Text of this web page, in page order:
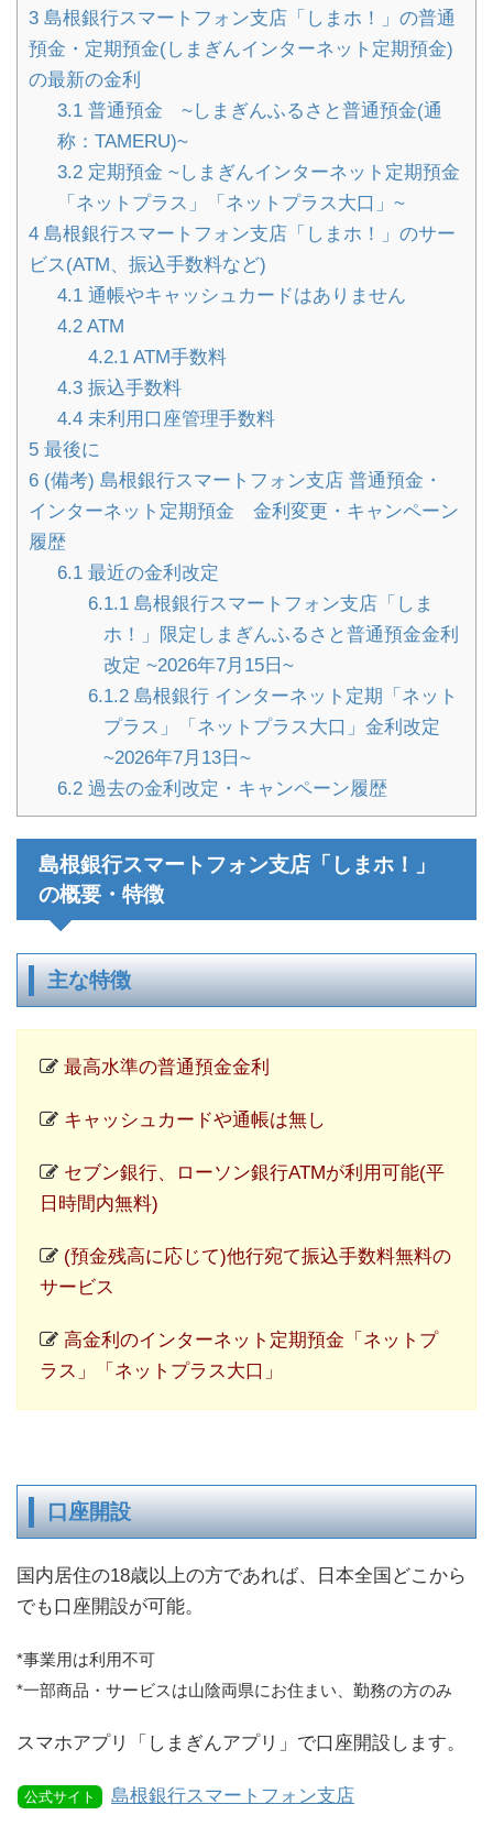
3 島根銀行スマートフォン支店「しまホ！」の普通
預金・定期預金(しまぎんインターネット定期預金)
の最新の金利
3.1普通預金 ~しまぎんふるさと普通預金(通
称：TAMERU)~
3.2定期預金 ~しまぎんインターネット定期預金
「ネットプラス」「ネットプラス大口」~
4 島根銀行スマートフォン支店「しまホ！」のサー
ビス(ATM、振込手数料など)
4.1通帳やキャッシュカードはありません
4.2ATM
4.2.1 ATM手数料
4.3振込手数料
4.4未利用口座管理手数料
5 最後に
6 (備考) 島根銀行スマートフォン支店 普通預金・
インターネット定期預金 金利変更・キャンペーン
履歴
6.1最近の金利改定
6.1.1 島根銀行スマートフォン支店「しま
ホ！」限定しまぎんふるさと普通預金金利
改定 ~2026年7月15日~
6.1.2 島根銀行 インターネット定期「ネット
プラス」「ネットプラス大口」金利改定
~2026年7月13日~
6.2過去の金利改定・キャンペーン履歴
島根銀行スマートフォン支店「しまホ！」
の概要・特徴
主な特徴
最高水準の普通預金金利
キャッシュカードや通帳は無し
セブン銀行、ローソン銀行ATMが利用可能(平
日時間内無料)
(預金残高に応じて)他行宛て振込手数料無料の
サービス
高金利のインターネット定期預金「ネットプ
ラス」「ネットプラス大口」
口座開設
国内居住の18歳以上の方であれば、日本全国どこから
でも口座開設が可能。
*事業用は利用不可
*一部商品・サービスは山陰両県にお住まい、勤務の方のみ
スマホアプリ「しまぎんアプリ」で口座開設します。
公式サイト 島根銀行スマートフォン支店